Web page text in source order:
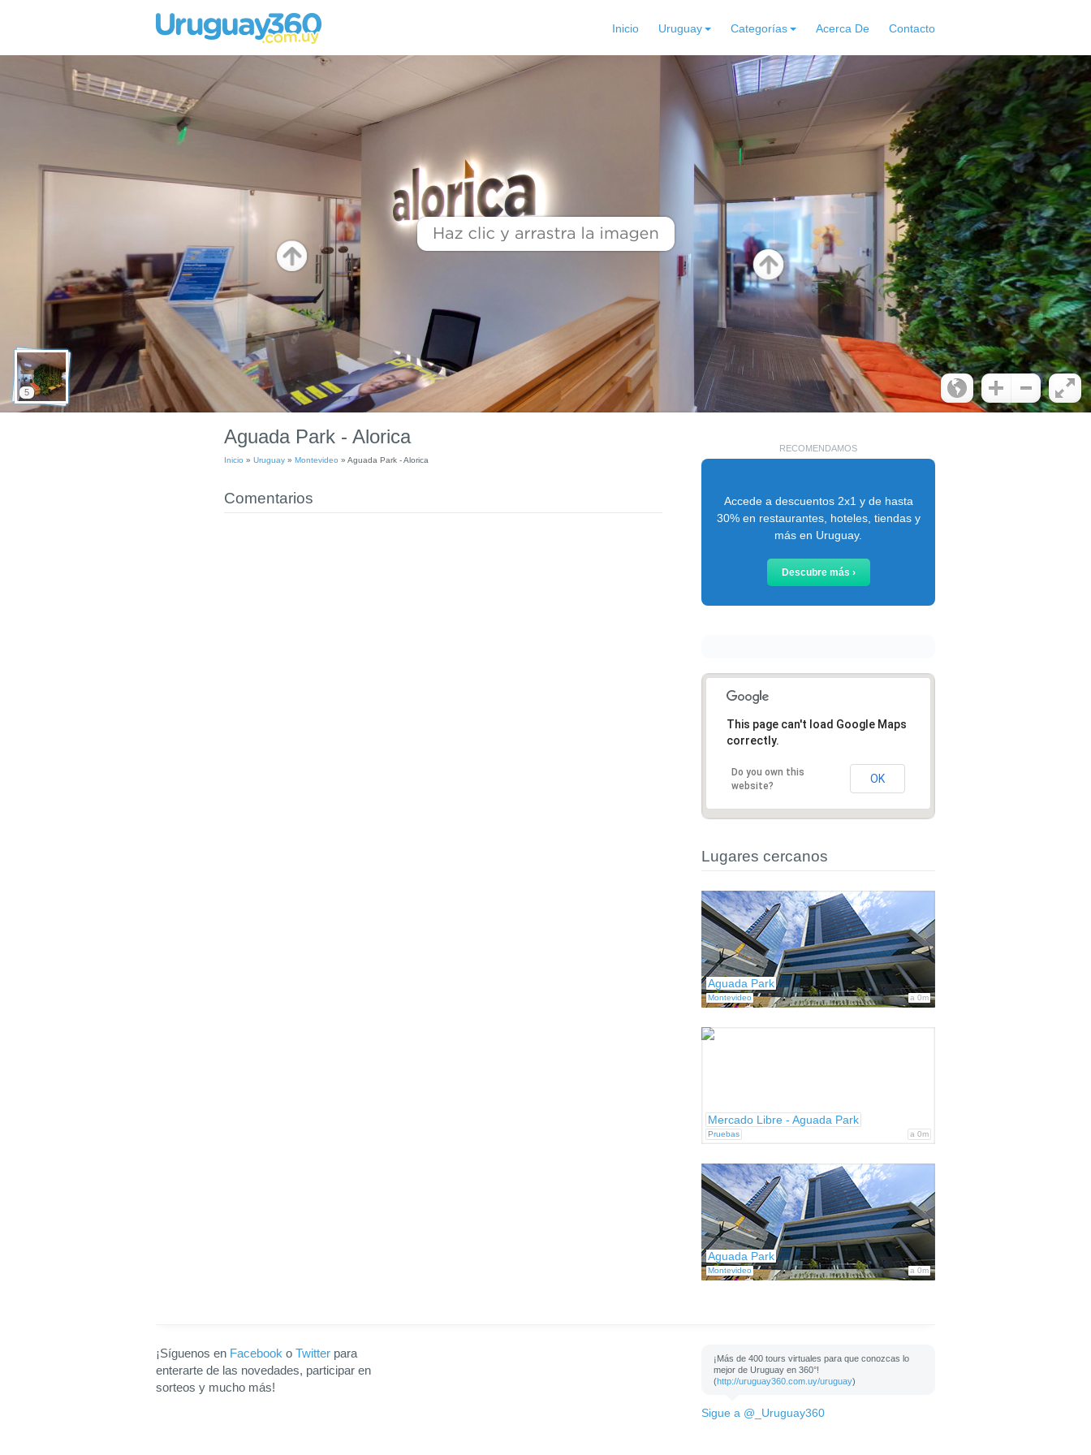
Inicio Uruguay Categorías Acerca De Contacto
5
Aguada Park - Alorica
Inicio » Uruguay » Montevideo » Aguada Park - Alorica
Comentarios
RECOMENDAMOS
Accede a descuentos 2x1 y de hasta
30% en restaurantes, hoteles, tiendas y
más en Uruguay.
Descubre más ›
This page can't load Google Maps
correctly.
Do you own this
website?
OK
Lugares cercanos
Montevideo
Aguada Park
a 0m
Pruebas
Mercado Libre - Aguada Park
a 0m
Montevideo
Aguada Park
a 0m
¡Síguenos en Facebook o Twitter para
enterarte de las novedades, participar en
sorteos y mucho más!
¡Más de 400 tours virtuales para que conozcas lo
mejor de Uruguay en 360°!
(http://uruguay360.com.uy/uruguay)
Sigue a @_Uruguay360